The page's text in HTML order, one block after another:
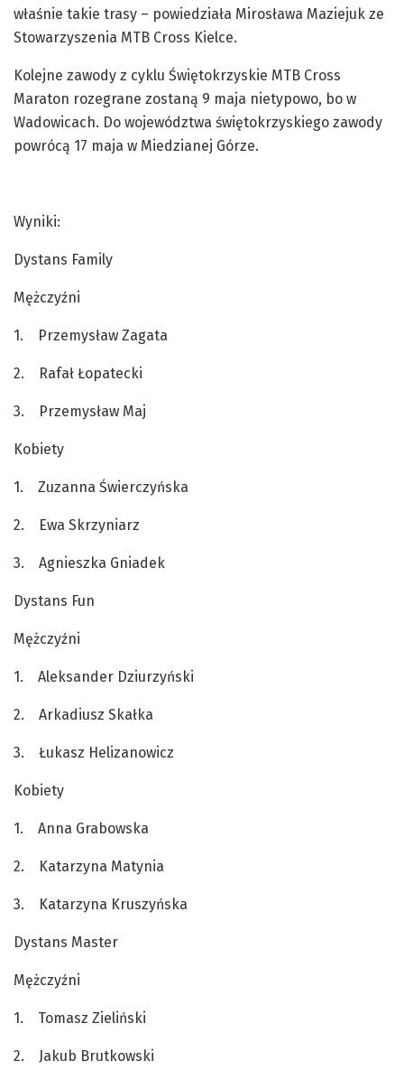
właśnie takie trasy – powiedziała Mirosława Maziejuk ze
Stowarzyszenia MTB Cross Kielce.
Kolejne zawody z cyklu Świętokrzyskie MTB Cross
Maraton rozegrane zostaną 9 maja nietypowo, bo w
Wadowicach. Do województwa świętokrzyskiego zawody
powrócą 17 maja w Miedzianej Górze.
Wyniki:
Dystans Family
Mężczyźni
1. Przemysław Zagata
2. Rafał Łopatecki
3. Przemysław Maj
Kobiety
1. Zuzanna Świerczyńska
2. Ewa Skrzyniarz
3. Agnieszka Gniadek
Dystans Fun
Mężczyźni
1. Aleksander Dziurzyński
2. Arkadiusz Skałka
3. Łukasz Helizanowicz
Kobiety
1. Anna Grabowska
2. Katarzyna Matynia
3. Katarzyna Kruszyńska
Dystans Master
Mężczyźni
1. Tomasz Zieliński
2. Jakub Brutkowski